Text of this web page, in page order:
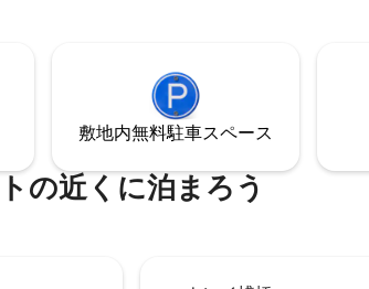
の豪華なリトリートでのく
きを演出します。 このプ
コンドミニアムは、2つのビ
圏内にあり、プールとテニ
ります。
ブでゴルフを
をのむような
ペースは、リ
島のアロハを感
敷地内無料駐⁠車ス⁠ペ⁠ー⁠ス
の近くに泊まろう